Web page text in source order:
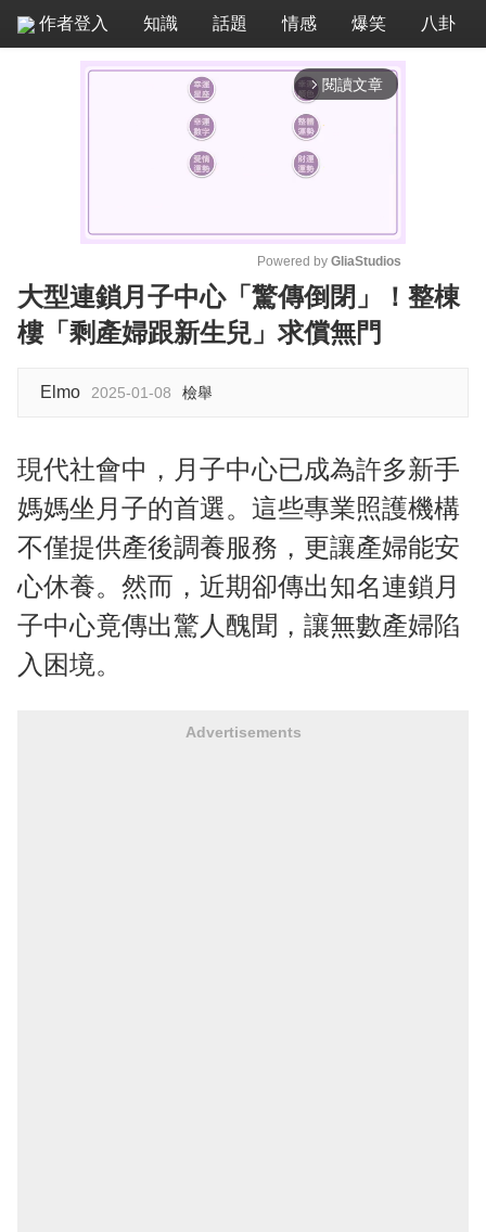
作者登入 知識 話題 情感 爆笑 八卦
arrow_forward_ios 閱讀文章
M
u
t
Powered by GliaStudios
大型連鎖月子中心「驚傳倒閉」！整棟
樓「剩產婦跟新生兒」求償無門
Elmo 2025-01-08 檢舉
現代社會中，月子中心已成為許多新手
媽媽坐月子的首選。這些專業照護機構
不僅提供產後調養服務，更讓產婦能安
心休養。然而，近期卻傳出知名連鎖月
子中心竟傳出驚人醜聞，讓無數產婦陷
入困境。
Advertisements